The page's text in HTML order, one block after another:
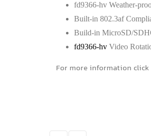
fd9366-hv Weather-
Built-in 802.3af
Build-in MicroSD/
fd9366-hv Video
For more information click